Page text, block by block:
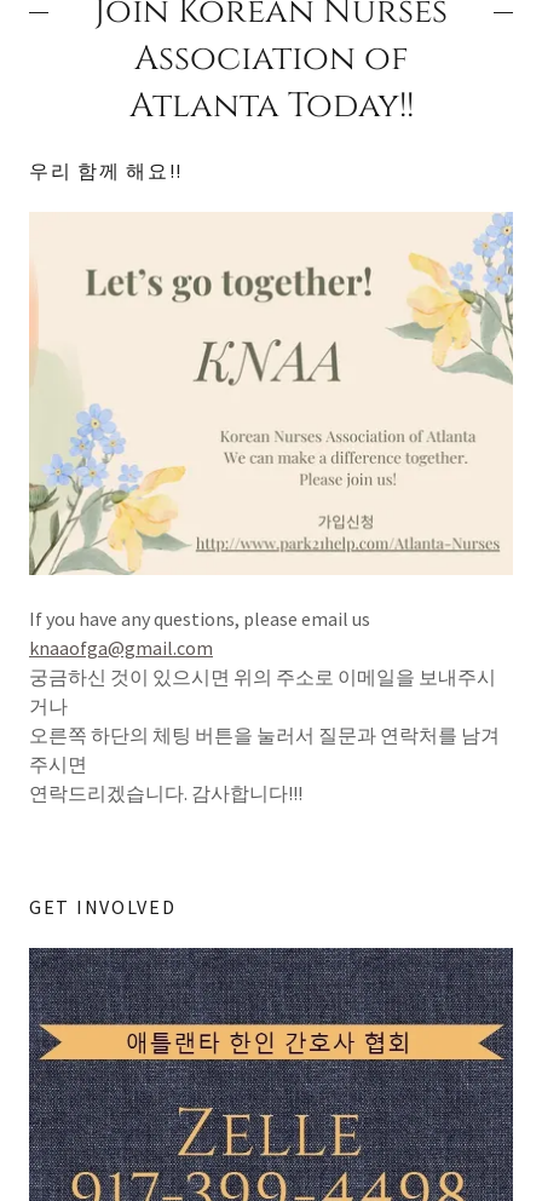
Join Korean Nurses
Association of
Atlanta Today!!
우리 함께 해요!!
If you have any questions, please email us
knaaofga@gmail.com
궁금하신 것이 있으시면 위의 주소로 이메일을 보내주시
거나
오른쪽 하단의 체팅 버튼을 눌러서 질문과 연락처를 남겨
주시면
연락드리겠습니다. 감사합니다!!!
GET INVOLVED